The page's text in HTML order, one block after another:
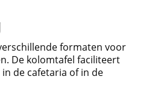
formaten voor
De kolomtafel faciliteert
de cafetaria of in de